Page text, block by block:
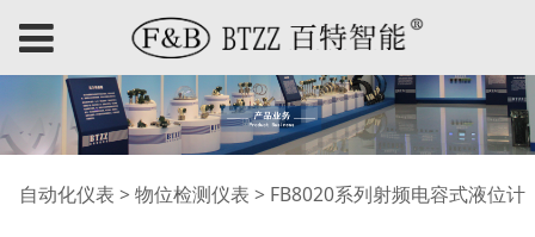
FB8020系列射频电容式
自动化仪表 > 物位检测仪表 > FB8020系列射频电容式液位计